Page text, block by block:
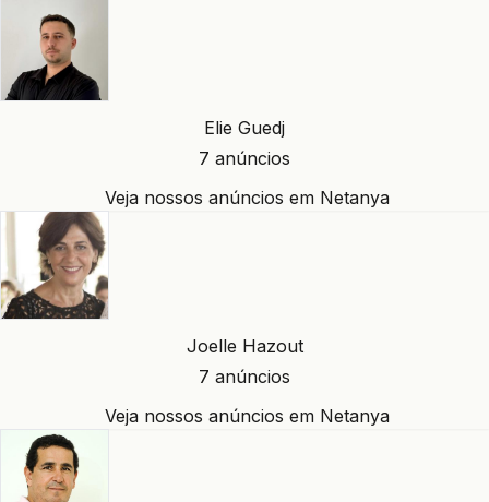
Elie Guedj
7 anúncios
Veja nossos anúncios em Netanya
Joelle Hazout
7 anúncios
Veja nossos anúncios em Netanya